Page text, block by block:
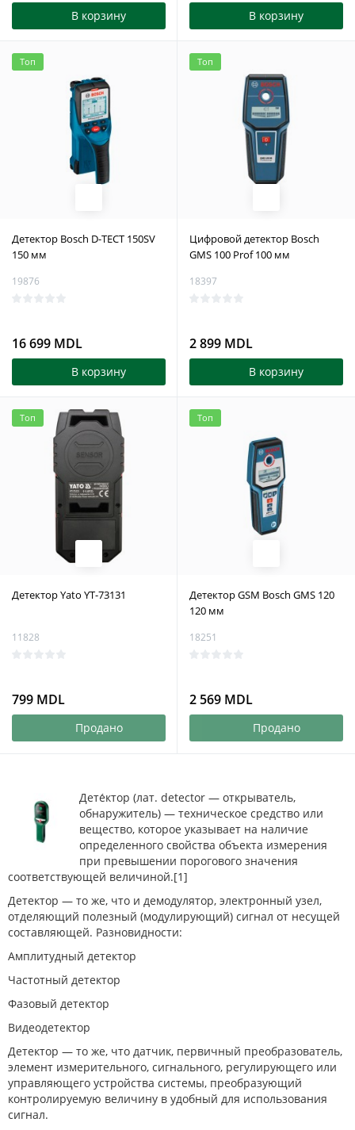
В корзину В корзину
Топ
Детектор Bosch D-TECT 150SV
150 мм
19876
16 699 MDL
В корзину
Топ
Цифровой детектор Bosch
GMS 100 Prof 100 мм
18397
2 899 MDL
В корзину
Топ
Детектор Yato YT-73131
11828
799 MDL
Продано
Топ
Детектор GSM Bosch GMS 120
120 мм
18251
2 569 MDL
Продано
Дете́ктор (лат. detector — открыватель,
обнаружитель) — техническое средство или
вещество, которое указывает на наличие
определенного свойства объекта измерения
при превышении порогового значения
соответствующей величиной.[1]
Детектор — то же, что и демодулятор, электронный узел,
отделяющий полезный (модулирующий) сигнал от несущей
составляющей. Разновидности:
Амплитудный детектор
Частотный детектор
Фазовый детектор
Видеодетектор
Детектор — то же, что датчик, первичный преобразователь,
элемент измерительного, сигнального, регулирующего или
управляющего устройства системы, преобразующий
контролируемую величину в удобный для использования
сигнал.